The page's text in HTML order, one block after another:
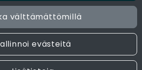
välttämättömillä
evästeitä
All rights reserved. Site by
Oy